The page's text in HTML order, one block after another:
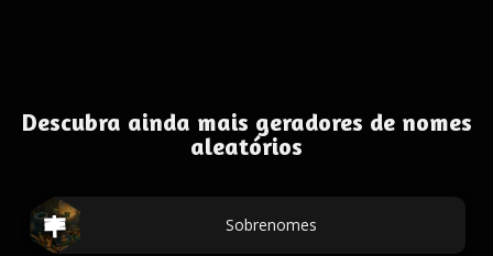
Descubra ainda mais geradores de nomes
aleatórios
Sobrenomes